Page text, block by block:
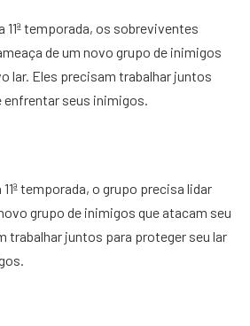
temporada, os sobreviventes
de um novo grupo de inimigos
lar. Eles precisam trabalhar juntos
enfrentar seus inimigos.
temporada, o grupo precisa lidar
grupo de inimigos que atacam seu
trabalhar juntos para proteger seu lar